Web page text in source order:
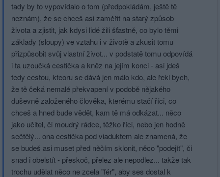
tady by to vypovídalo o tom (předpokládám, ještě tě
neznám), že se chceš asi zaměřit na starý způsob
života a zjistit, jak kdysi lidé žili šťastně, co bylo těmi
základy (sloupy) ve vztahu i v životě a zkusit tomu
přizpůsobit svůj vlastní život... v podstatě tomu odpovídá
i ta uzoučká cestička a kněz na jejím konci - asi jdeš
tedy cestou, kteoru se dává jen málo kdo, ale řekl bych,
že tě čeká nemalé překvapení v podobě nějakého
duševně založeného člověka, kterému stačí říci, co
chceš a hned bude vědět, kam tě má odkázat... něco
jako učitel, či moudrý rádce, těžko říci, nebo jen hodně
sečtělý... ona cestička pod viaduktem ale znamená, že
se budeš asi muset před něčím sklonit, něco "podejít", či
snad i obelstít - přeskoč, přelez ale nepodlez... takže tak
trochu udělat něco ne zcela "fér", aby ses dostal k